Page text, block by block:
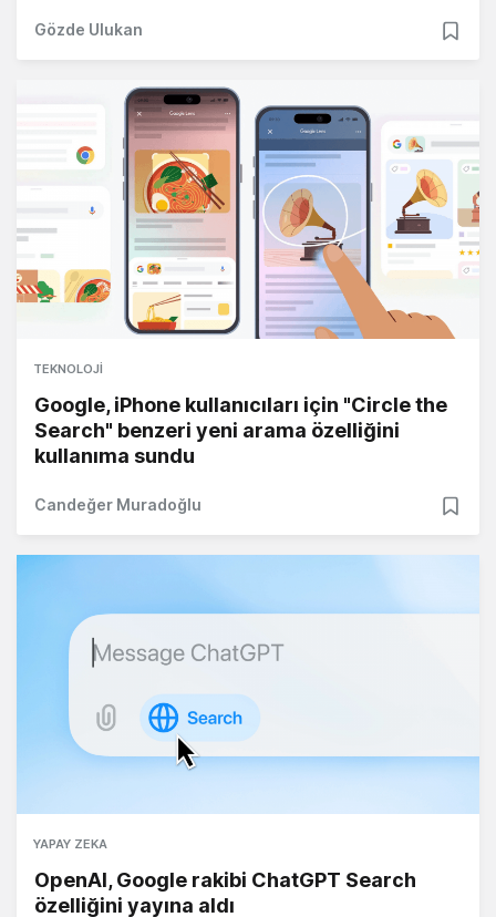
Gözde Ulukan
TEKNOLOJI
Google, iPhone kullanıcıları için "Circle the
Search" benzeri yeni arama özelliğini
kullanıma sundu
Candeğer Muradoğlu
YAPAY ZEKA
OpenAI, Google rakibi ChatGPT Search
özelliğini yayına aldı